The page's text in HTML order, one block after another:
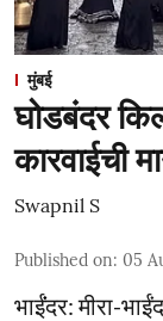
मुंबई
घोडबंदर
कारवाईची
Swapnil S
Published on: 05
भाईंंदर: मीरा-